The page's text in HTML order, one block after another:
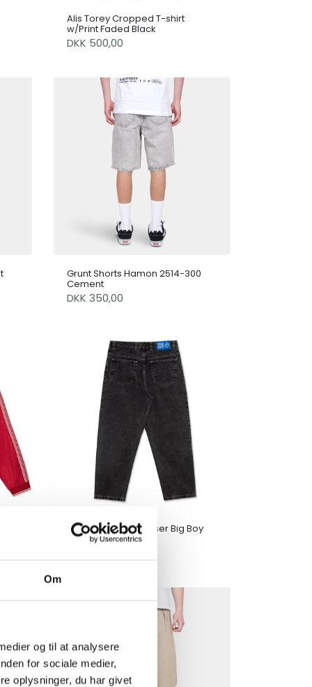
Om
og til at analysere
for sociale medier,
oplysninger, du har givet
Alis Torey Cropped T-shirt
w/Print Faded Black
DKK 500,00
Grunt Shorts Hamon 2514-300
Cement
DKK 350,00
Polar Skate Co. Bukser Big Boy
Jeans - Silver Black